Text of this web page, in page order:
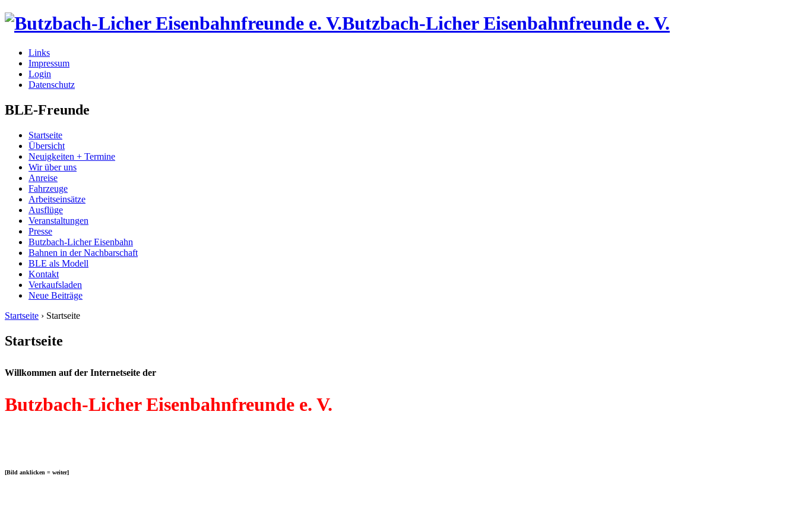
Butzbach-Licher Eisenbahnfreunde e. V.
Links
Impressum
Login
Datenschutz
BLE-Freunde
Startseite
Übersicht
Neuigkeiten + Termine
Wir über uns
Anreise
Fahrzeuge
Arbeitseinsätze
Ausflüge
Veranstaltungen
Presse
Butzbach-Licher Eisenbahn
Bahnen in der Nachbarschaft
BLE als Modell
Kontakt
Verkaufsladen
Neue Beiträge
Startseite › Startseite
Startseite
Willkommen auf der Internetseite der
Butzbach-Licher Eisenbahnfreunde e. V.
[Bild anklicken = weiter]